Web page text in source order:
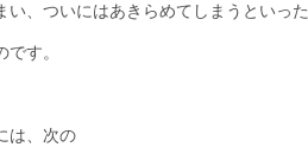
い、ついにはあきらめてしまうといった
す。
は、次の